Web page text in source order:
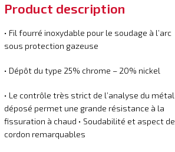
Product description
• Fil fourré inoxydable pour le soudage à l’arc
sous protection gazeuse
• Dépôt du type 25% chrome – 20% nickel
• Le contrôle très strict de l’analyse du métal
déposé permet une grande résistance à la
fissuration à chaud • Soudabilité et aspect de
cordon remarquables